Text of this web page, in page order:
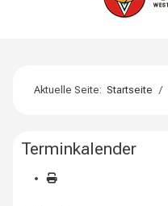
Aktuelle Seite:Startseite
Terminkalender